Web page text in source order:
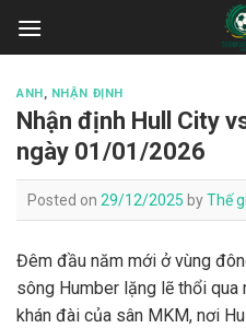
ANH, NHẬN ĐỊNH
Nhận định Hull City
ngày 01/01/2026
Posted on 29/12/2025 byThế
Đêm đầu năm mới ở vùng
sông Humber lặng lẽ thổi
khán đài của sân MKM, nơi